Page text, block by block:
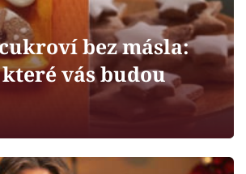
Karlovy Vary
bez másla:
vás budou